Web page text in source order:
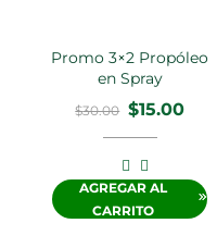
Promo 3×2 Propóleo
en Spray
$30.00 $15.00
AGREGAR AL
CARRITO